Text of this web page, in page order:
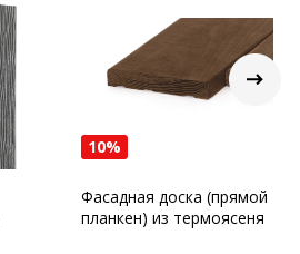
10%
Фасадная доска (прямой
планкен) из термоясеня